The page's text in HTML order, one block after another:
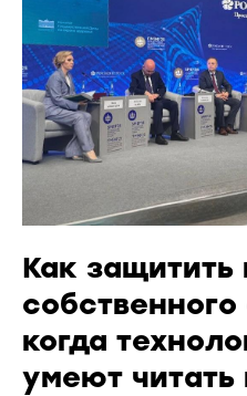
Как защитить
когда
умеют